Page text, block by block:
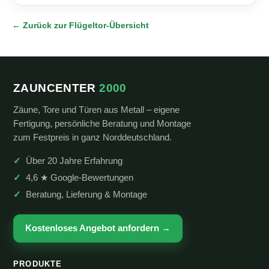
← Zurück zur Flügeltor-Übersicht
ZAUNCENTER2000
Zäune, Tore und Türen aus Metall – eigene
Fertigung, persönliche Beratung und Montage
zum Festpreis in ganz Norddeutschland.
Über 20 Jahre Erfahrung
4,6 ★ Google-Bewertungen
Beratung, Lieferung & Montage
Kostenloses Angebot anfordern →
PRODUKTE